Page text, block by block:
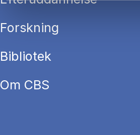
Forskning
Bibliotek
Om CBS